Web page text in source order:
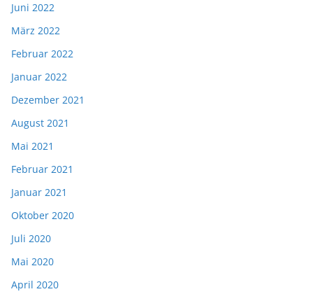
Juni 2022
März 2022
Februar 2022
Januar 2022
Dezember 2021
August 2021
Mai 2021
Februar 2021
Januar 2021
Oktober 2020
Juli 2020
Mai 2020
April 2020